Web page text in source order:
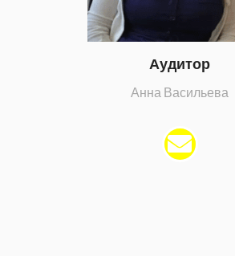
Аудитор
Анна Васильева